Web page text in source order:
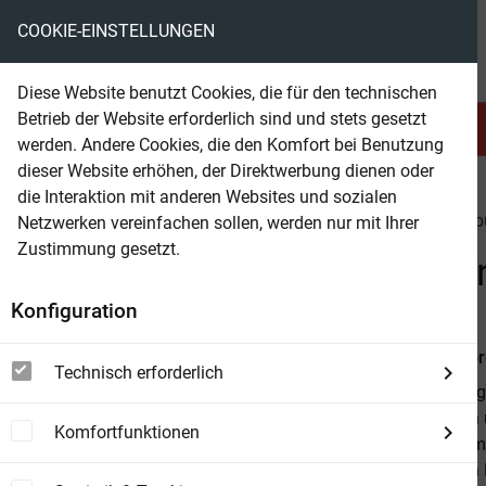
Serien & Abo Belletristik
beam Belletristik Kinder & Jugendbuch
Beam Shop
Dem Beta versprochen:
Bella
Gamma-
geschickt,
Welt aus
COOKIE-EINSTELLUNGEN
Diese Website benutzt Cookies, die für den technischen
Betrieb der Website erforderlich sind und stets gesetzt
werden. Andere Cookies, die den Komfort bei Benutzung
dieser Website erhöhen, der Direktwerbung dienen oder
die Interaktion mit anderen Websites und sozialen
Netzwerken vereinfachen sollen, werden nur mit Ihrer
Zustimmung gesetzt.
Konfiguration
Technisch erforderlich
Komfortfunktionen